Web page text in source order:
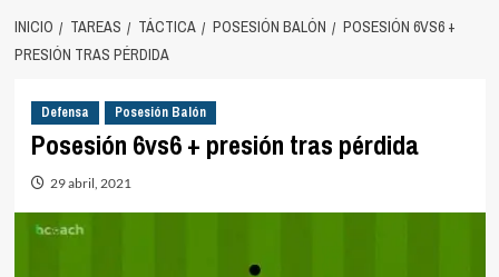
INICIO TAREAS TÁCTICA POSESIÓN BALÓN
POSESIÓN 6VS6 +
PRESIÓN TRAS PÉRDIDA
Defensa Posesión Balón
Posesión 6vs6 + presión tras pérdida
29 abril, 2021